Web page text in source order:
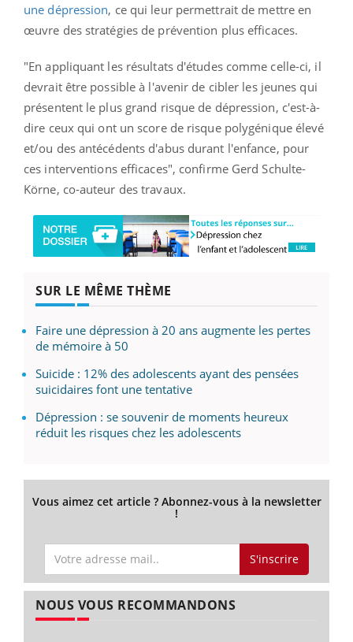
une dépression, ce qui leur permettrait de mettre en
œuvre des stratégies de prévention plus efficaces.
"En appliquant les résultats d'études comme celle-ci, il
devrait être possible à l'avenir de cibler les jeunes qui
présentent le plus grand risque de dépression, c'est-à-
dire ceux qui ont un score de risque polygénique élevé
et/ou des antécédents d'abus durant l'enfance, pour
ces interventions efficaces", confirme Gerd Schulte-
Körne, co-auteur des travaux.
SUR LE MÊME THÈME
Faire une dépression à 20 ans augmente les pertes
de mémoire à 50
Suicide : 12% des adolescents ayant des pensées
suicidaires font une tentative
Dépression : se souvenir de moments heureux
réduit les risques chez les adolescents
Vous aimez cet article ? Abonnez-vous à la newsletter
!
S'inscrire
NOUS VOUS RECOMMANDONS